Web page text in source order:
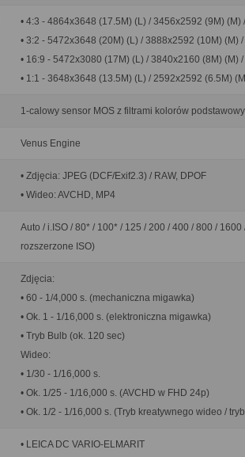
• 4:3 - 4864x3648 (17.5M) (L) / 3456x2592 (9M)
• 3:2 - 5472x3648 (20M) (L) / 3888x2592 (10M) (M)
• 16:9 - 5472x3080 (17M) (L) / 3840x2160 (8M) (M)
• 1:1 - 3648x3648 (13.5M) (L) / 2592x2592 (6.5M)
1-calowy sensor MOS z filtrami kolorów
Venus Engine
• Zdjęcia: JPEG (DCF/Exif2.3) / RAW, DPOF
• Wideo: AVCHD, MP4
Auto / i.ISO / 80* / 100* / 125 / 200 / 400 / 800 /
rozszerzone ISO)
Zdjęcia:
• 60 - 1/4,000 s. (mechaniczna migawka)
• Ok. 1 - 1/16,000 s. (elektroniczna migawka)
• Tryb Bulb (ok. 120 sec)
Wideo:
• 1/30 - 1/16,000 s.
• Ok. 1/25 - 1/16,000 s. (AVCHD w FHD 24p)
• Ok. 1/2 - 1/16,000 s. (Tryb kreatywnego wideo /
• LEICA DC VARIO-ELMARIT